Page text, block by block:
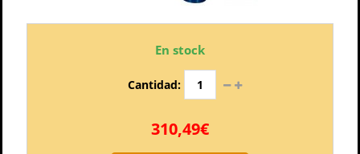
En stock
Cantidad:
310,49€